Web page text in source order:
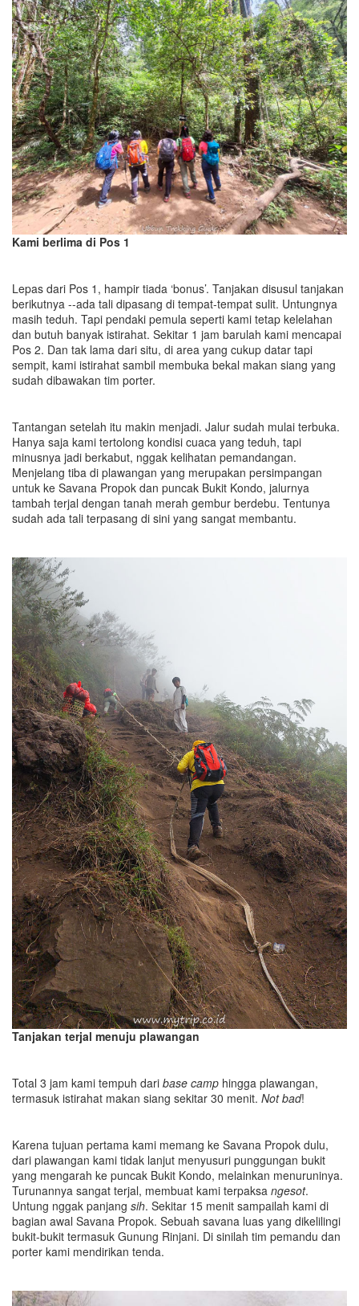
Kami berlima di Pos 1
Lepas dari Pos 1, hampir tiada ‘bonus’. Tanjakan disusul tanjakan
berikutnya --ada tali dipasang di tempat-tempat sulit. Untungnya
masih teduh. Tapi pendaki pemula seperti kami tetap kelelahan
dan butuh banyak istirahat. Sekitar 1 jam barulah kami mencapai
Pos 2. Dan tak lama dari situ, di area yang cukup datar tapi
sempit, kami istirahat sambil membuka bekal makan siang yang
sudah dibawakan tim porter.
Tantangan setelah itu makin menjadi. Jalur sudah mulai terbuka.
Hanya saja kami tertolong kondisi cuaca yang teduh, tapi
minusnya jadi berkabut, nggak kelihatan pemandangan.
Menjelang tiba di plawangan yang merupakan persimpangan
untuk ke Savana Propok dan puncak Bukit Kondo, jalurnya
tambah terjal dengan tanah merah gembur berdebu. Tentunya
sudah ada tali terpasang di sini yang sangat membantu.
Tanjakan terjal menuju plawangan
Total 3 jam kami tempuh dari base camp hingga plawangan,
termasuk istirahat makan siang sekitar 30 menit. Not bad!
Karena tujuan pertama kami memang ke Savana Propok dulu,
dari plawangan kami tidak lanjut menyusuri punggungan bukit
yang mengarah ke puncak Bukit Kondo, melainkan menuruninya.
Turunannya sangat terjal, membuat kami terpaksa ngesot.
Untung nggak panjang sih. Sekitar 15 menit sampailah kami di
bagian awal Savana Propok. Sebuah savana luas yang dikelilingi
bukit-bukit termasuk Gunung Rinjani. Di sinilah tim pemandu dan
porter kami mendirikan tenda.